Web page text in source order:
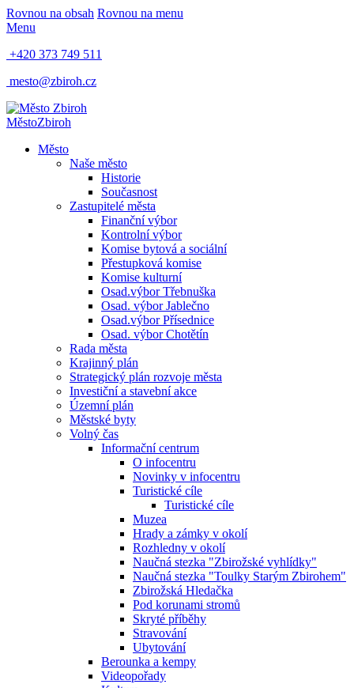
Rovnou na obsah Rovnou na menu
Menu
+420 373 749 511
mesto@zbiroh.cz
MěstoZbiroh
Město
Naše město
Historie
Současnost
Zastupitelé města
Finanční výbor
Kontrolní výbor
Komise bytová a sociální
Přestupková komise
Komise kulturní
Osad.výbor Třebnuška
Osad. výbor Jablečno
Osad.výbor Přísednice
Osad. výbor Chotětín
Rada města
Krajinný plán
Strategický plán rozvoje města
Investiční a stavební akce
Územní plán
Městské byty
Volný čas
Informační centrum
O infocentru
Novinky v infocentru
Turistické cíle
Turistické cíle
Muzea
Hrady a zámky v okolí
Rozhledny v okolí
Naučná stezka "Zbirožské vyhlídky"
Naučná stezka "Toulky Starým Zbirohem"
Zbirožská Hledačka
Pod korunami stromů
Skryté příběhy
Stravování
Ubytování
Berounka a kempy
Videopořady